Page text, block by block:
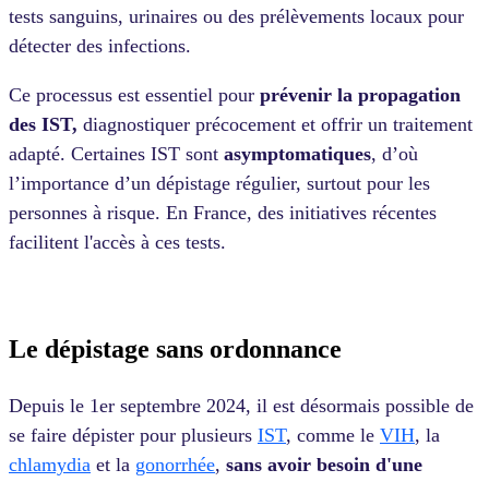
tests sanguins, urinaires ou des prélèvements locaux pour
détecter des infections.
Ce processus est essentiel pour prévenir la propagation
des IST, diagnostiquer précocement et offrir un traitement
adapté. Certaines IST sont asymptomatiques, d’où
l’importance d’un dépistage régulier, surtout pour les
personnes à risque. En France, des initiatives récentes
facilitent l'accès à ces tests.
Le dépistage sans ordonnance
Depuis le 1er septembre 2024, il est désormais possible de
se faire dépister pour plusieurs IST, comme le VIH, la
chlamydia et la gonorrhée, sans avoir besoin d'une